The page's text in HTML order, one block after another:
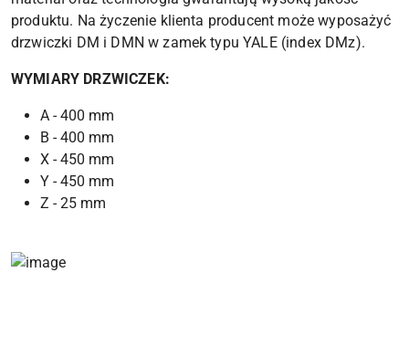
produktu. Na życzenie klienta producent może wyposażyć
drzwiczki DM i DMN w zamek typu YALE (index DMz).
WYMIARY DRZWICZEK:
A - 400 mm
B - 400 mm
X - 450 mm
Y - 450 mm
Z - 25 mm